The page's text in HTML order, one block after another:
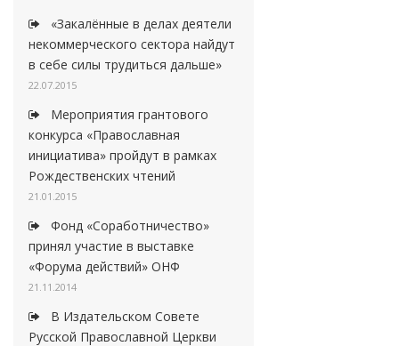
«Закалённые в делах деятели
некоммерческого сектора найдут
в себе силы трудиться дальше»
22.07.2015
Мероприятия грантового
конкурса «Православная
инициатива» пройдут в рамках
Рождественских чтений
21.01.2015
Фонд «Соработничество»
принял участие в выставке
«Форума действий» ОНФ
21.11.2014
В Издательском Совете
Русской Православной Церкви